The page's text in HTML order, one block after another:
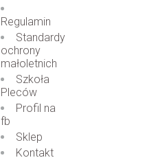
Regulamin
Standardy
ochrony
małoletnich
Szkoła
Pleców
Profil na
fb
Sklep
Kontakt